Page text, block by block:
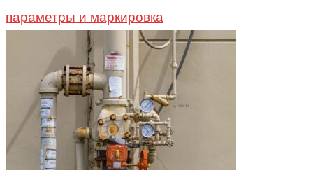
параметры и маркировка